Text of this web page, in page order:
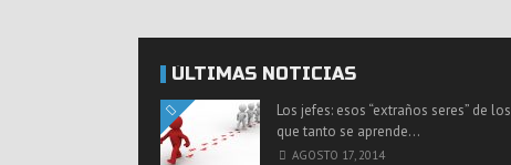
ÚLTIMAS NOTICIAS
Los jefes: esos “extraños seres” de los
que tanto se aprende…
AGOSTO 17, 2014